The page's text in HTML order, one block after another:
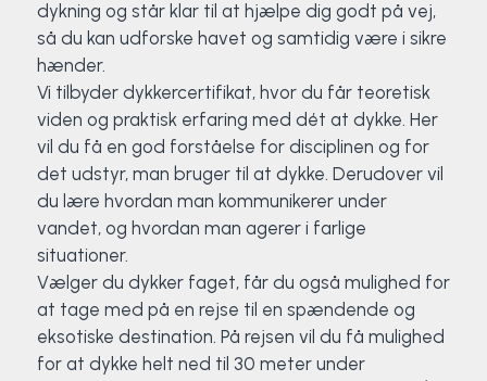
dykning og står klar til at hjælpe dig godt på vej,
så du kan udforske havet og samtidig være i sikre
hænder.
Vi tilbyder dykkercertifikat, hvor du får teoretisk
viden og praktisk erfaring med dét at dykke. Her
vil du få en god forståelse for disciplinen og for
det udstyr, man bruger til at dykke. Derudover vil
du lære hvordan man kommunikerer under
vandet, og hvordan man agerer i farlige
situationer.
Vælger du dykker faget, får du også mulighed for
at tage med på en rejse til en spændende og
eksotiske destination. På rejsen vil du få mulighed
for at dykke helt ned til 30 meter under